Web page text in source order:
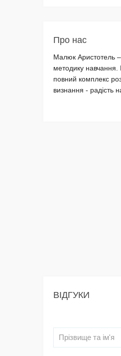
Про нас
Малюк Аристотель –
методику навчання.
повний комплекс
визнання - радість
ВІДГУКИ